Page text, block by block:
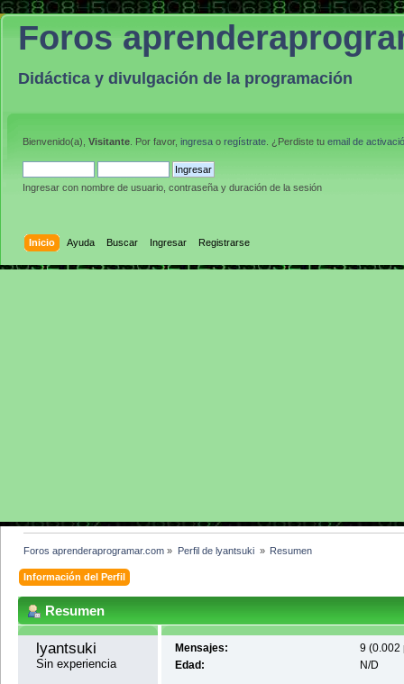
Foros
Didáctica y divulgación de la programación
Bienvenido(a), Visitante . Por favor, ingresa o regístrate . ¿Perdiste tu email de
Ingresar con nombre de usuario, contraseña y duración de la sesión
Inicio Ayuda Buscar Ingresar Registrarse
Foros aprenderaprogramar.com » Perfil de lyantsuki » Resumen
Información del Perfil
Resumen
lyantsuki
Sin experiencia
Mensajes:
9 (0.002
Edad:
N/D